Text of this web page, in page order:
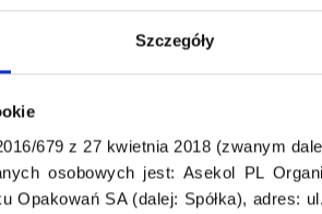
Szczegóły
679 z 27 kwietnia 2018 (zwanym
osobowych jest: Asekol PL
Opakowań SA (dalej: Spółka), adres: